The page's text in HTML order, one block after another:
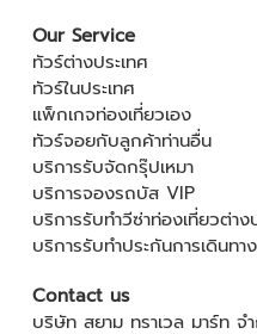
Our Service
ทัวร์ต่างประเทศ
ทัวร์ในประเทศ
แพ็กเกจท่องเที่ยวเอง
ทัวร์จอยกับลูกค้าท่านอื่น
บริการรับจัดกรุ๊ปเหมา
บริการจองรถบัส VIP
บริการรับทำวีซ่าท่องเที่ยวต่าง
บริการรับทำประกันการเดินทาง
Contact us
บริษัท สยาม ทราเวล มาร์ท จ